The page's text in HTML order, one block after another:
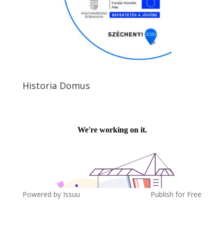
Historia Domus
Powered by Issuu Publish for Free